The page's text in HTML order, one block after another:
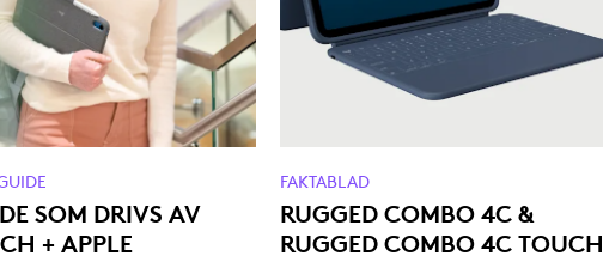
SOM DRIVS AV
+ APPLE
FAKTABLAD
RUGGED COMBO 4C &
RUGGED COMBO 4C TOUCH